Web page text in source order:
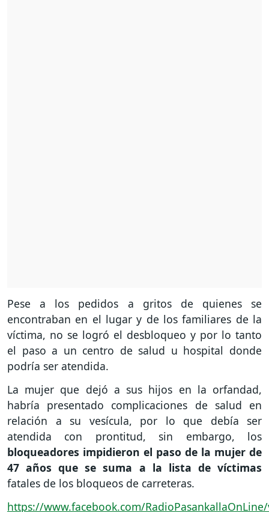
Pese a los pedidos a gritos de quienes se
encontraban en el lugar y de los familiares de la
víctima, no se logró el desbloqueo y por lo tanto
el paso a un centro de salud u hospital donde
podría ser atendida.
La mujer que dejó a sus hijos en la orfandad,
habría presentado complicaciones de salud en
relación a su vesícula, por lo que debía ser
atendida con prontitud, sin embargo, los
bloqueadores impidieron el paso de la mujer de
47 años que se suma a la lista de víctimas
fatales de los bloqueos de carreteras.
https://www.facebook.com/